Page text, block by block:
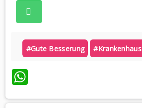
#gute Besserung #krankenhaus
WhatsApp